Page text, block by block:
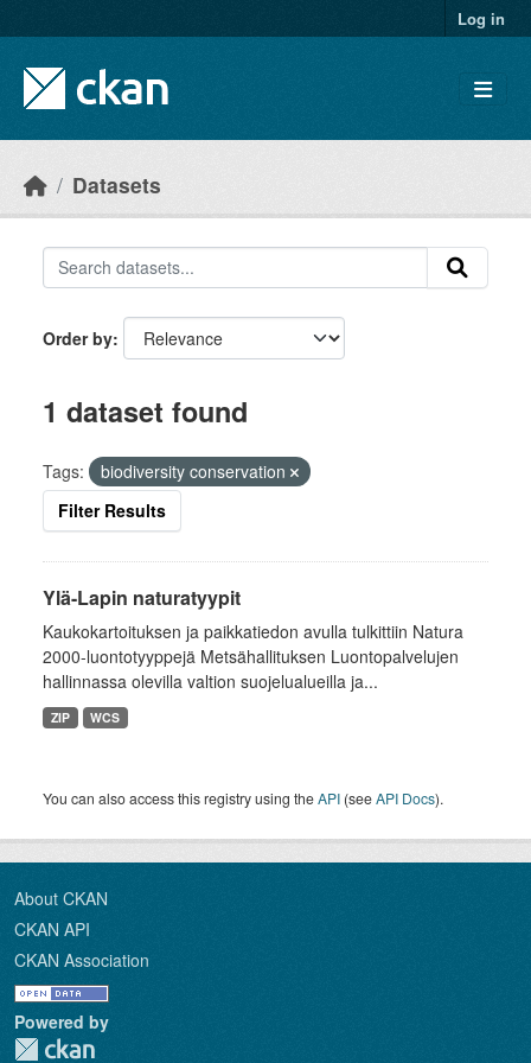
Log in
Datasets
Order by
1 dataset found
Tags:
biodiversity conservation
Filter Results
Ylä-Lapin naturatyypit
Kaukokartoituksen ja paikkatiedon avulla tulkittiin Natura
2000-luontotyyppejä Metsähallituksen Luontopalvelujen
hallinnassa olevilla valtion suojelualueilla ja...
ZIP WCS
You can also access this registry using theAPI (seeAPI Docs).
About CKAN
CKAN API
CKAN Association
Powered by